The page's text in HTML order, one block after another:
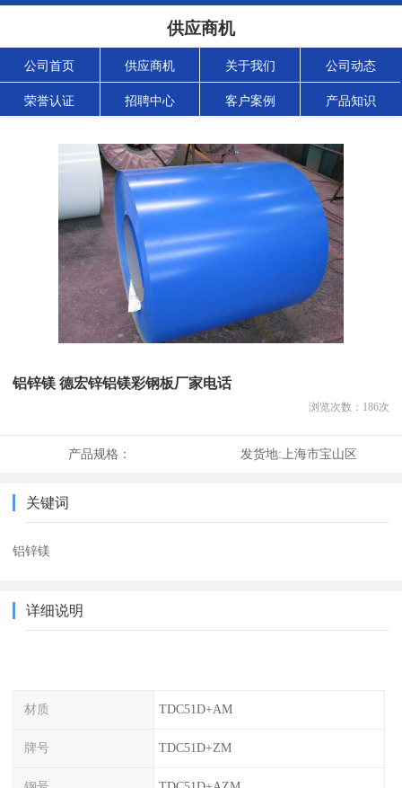
供应商机
公司首页 供应商机 关于我们 公司动态
荣誉认证 招聘中心 客户案例 产品知识
铝锌镁 德宏锌铝镁彩钢板厂家电话
浏览次数： 186次
产品规格： 发货地: 上海市宝山区
关键词
铝锌镁
详细说明
材质 TDC51D+AM
牌号 TDC51D+ZM